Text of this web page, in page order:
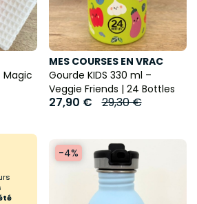
Magic
MES COURSES EN VRAC
Gourde KIDS 330 ml –
Veggie Friends | 24 Bottles
27,90 € 29,30 €
-4%